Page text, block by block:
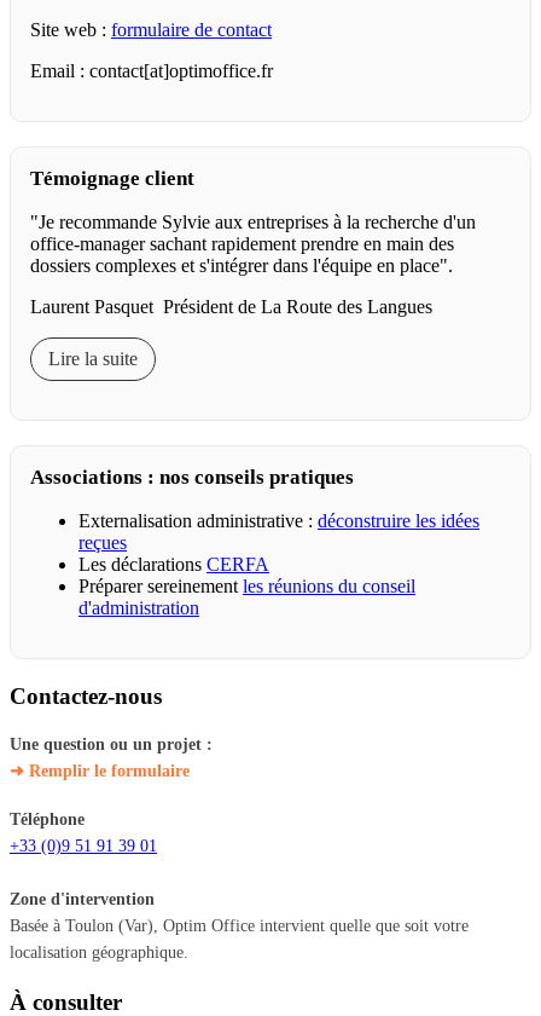
Site web : formulaire de contact
Email : contact[at]optimoffice.fr
Témoignage client
"Je recommande Sylvie aux entreprises à la recherche d'un
office-manager sachant rapidement prendre en main des
dossiers complexes et s'intégrer dans l'équipe en place".
Laurent Pasquet Président de La Route des Langues
Lire la suite
Associations : nos conseils pratiques
Externalisation administrative : déconstruire les idées
reçues
Les déclarations CERFA
Préparer sereinement les réunions du conseil
d'administration
Contactez-nous
Une question ou un projet :
➜ Remplir le formulaire
Téléphone
+33 (0)9 51 91 39 01
Zone d'intervention
Basée à Toulon (Var), Optim Office intervient quelle que soit votre
localisation géographique.
À consulter